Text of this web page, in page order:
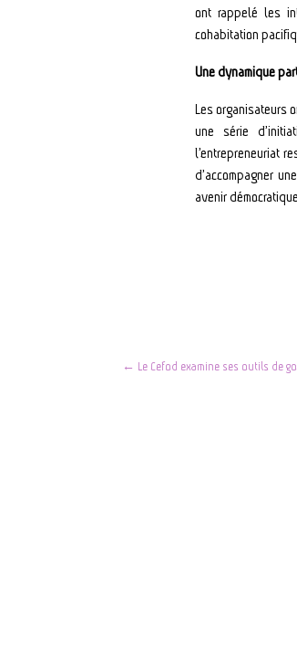
ont rappelé les
cohabitation
Une dynamique
Les organisateurs
une série
l’entrepreneuriat
d’accompagner
avenir
← Le Cefod examine ses outils de